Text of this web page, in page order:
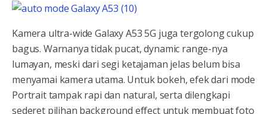
Kamera ultra-wide Galaxy A53 5G juga tergolong cukup
bagus. Warnanya tidak pucat, dynamic range-nya
lumayan, meski dari segi ketajaman jelas belum bisa
menyamai kamera utama. Untuk bokeh, efek dari mode
Portrait tampak rapi dan natural, serta dilengkapi
sederet pilihan background effect untuk membuat foto